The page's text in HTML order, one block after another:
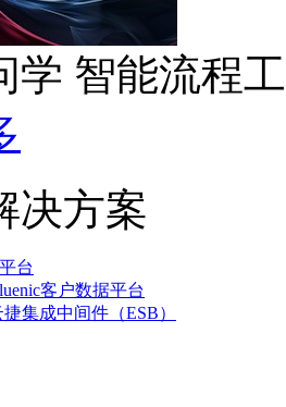
学 智能流程
决方案
台
客户数据平台
集成中间件（ESB）